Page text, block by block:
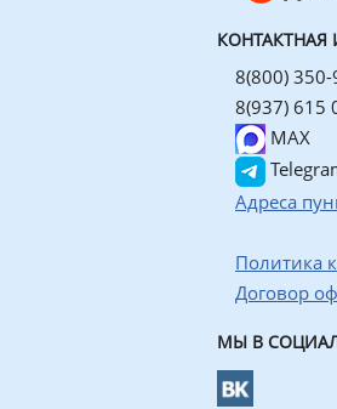
8(800)
8(937) 615
MAX
Адреса
Политика
Договор
МЫ В